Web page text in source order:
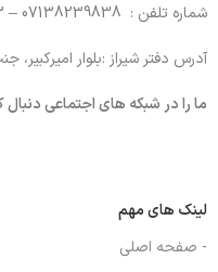
شماره تلفن : 07138239838 – 09373936263
آدرس دفتر شیراز :بلوار امیرکبیر،
ما را در شبکه های اجتماعی دنبال
لینک های مهم
- صفحه اصلی